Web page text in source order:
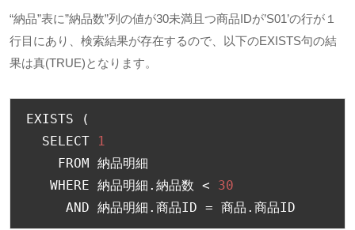
“納品”表に”納品数”列の値が30未満且つ商品IDが’S01’の行が１
行目にあり、検索結果が存在するので、以下のEXISTS句の結
果は真(TRUE)となります。
EXISTS
(
  SELECT
1
    FROM
納品明細
   WHERE
納品明細.納品数 <
30
     AND
納品明細.商品ID = 商品.商品ID